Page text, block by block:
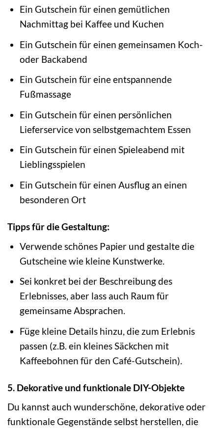
Ein Gutschein für einen gemütlichen
Nachmittag bei Kaffee und Kuchen
Ein Gutschein für einen gemeinsamen Koch-
oder Backabend
Ein Gutschein für eine entspannende
Fußmassage
Ein Gutschein für einen persönlichen
Lieferservice von selbstgemachtem Essen
Ein Gutschein für einen Spieleabend mit
Lieblingsspielen
Ein Gutschein für einen Ausflug an einen
besonderen Ort
Tipps für die Gestaltung:
Verwende schönes Papier und gestalte die
Gutscheine wie kleine Kunstwerke.
Sei konkret bei der Beschreibung des
Erlebnisses, aber lass auch Raum für
gemeinsame Absprachen.
Füge kleine Details hinzu, die zum Erlebnis
passen (z.B. ein kleines Säckchen mit
Kaffeebohnen für den Café-Gutschein).
5. Dekorative und funktionale DIY-Objekte
Du kannst auch wunderschöne, dekorative oder
funktionale Gegenstände selbst herstellen, die